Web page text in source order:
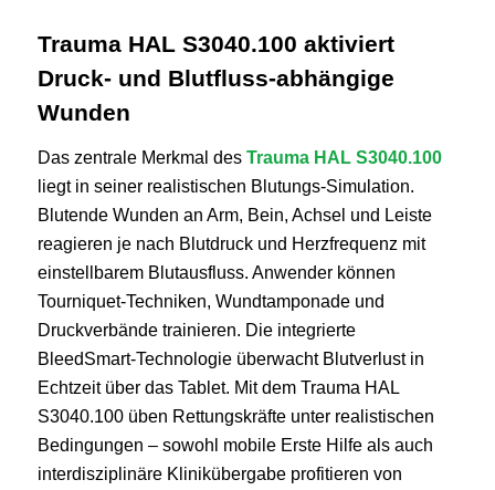
Trauma HAL S3040.100 aktiviert
Druck- und Blutfluss-abhängige
Wunden
Das zentrale Merkmal desTrauma HAL S3040.100
liegt in seiner realistischen Blutungs‑Simulation.
Blutende Wunden an Arm, Bein, Achsel und Leiste
reagieren je nach Blutdruck und Herzfrequenz mit
einstellbarem Blutausfluss. Anwender können
Tourniquet‑Techniken, Wundtamponade und
Druckverbände trainieren. Die integrierte
BleedSmart‑Technologie überwacht Blutverlust in
Echtzeit über das Tablet. Mit dem Trauma HAL
S3040.100 üben Rettungskräfte unter realistischen
Bedingungen – sowohl mobile Erste Hilfe als auch
interdisziplinäre Klinikübergabe profitieren von